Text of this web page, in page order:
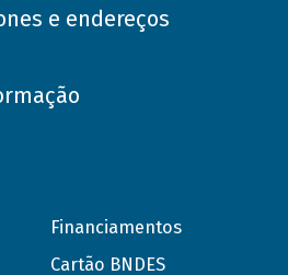
e endereços
Financiamentos
Cartão BNDES